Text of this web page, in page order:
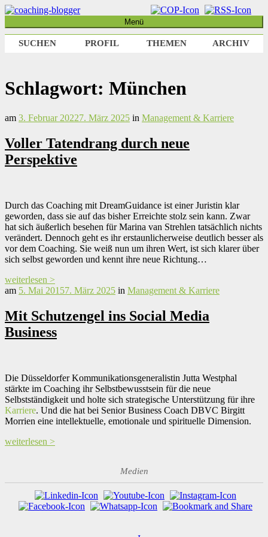
Weiter
Inhalt
coaching-blogger
Refugium für vielseitige Persönlichkeiten
Menü
Schlagwort: München
am 3. Februar 20227. März 2025 in Management & Karriere
Voller Tatendrang durch neue
Perspektive
Durch das Coaching mit DreamGuidance ist einer Juristin klar
geworden, dass sie auf das bisher Erreichte stolz sein kann. Zwar
hat sich äußerlich besehen für Marina van Strehlen tatsächlich nichts
verändert. Dennoch geht es ihr erstaunlicherweise deutlich besser als
vor dem Coaching. Sie weiß nun um ihren Wert, ist sich klarer über
sich selbst geworden und kennt ihre neue Richtung…
weiterlesen >
am 5. Mai 20157. März 2025 in Management & Karriere
Mit Schutzengel ins Social Media
Business
Die Düsseldorfer Kommunikationsgeneralistin Jutta Westphal
stärkte im Coaching ihr Selbstbewusstsein für die neue
Selbstständigkeit und holte sich strategische Unterstützung für ihre
Karriere. Und die hat bei Senior Business Coach DBVC Birgitt
Morrien eine intellektuelle, emotionale und spirituelle Dimension.
weiterlesen >
SUCHEN PROFIL THEMEN ARCHIV
Medien